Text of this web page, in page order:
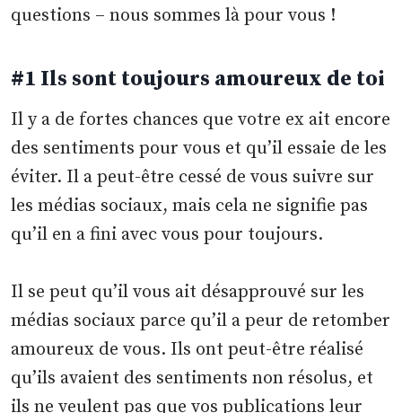
questions – nous sommes là pour vous !
#1 Ils sont toujours amoureux de toi
Il y a de fortes chances que votre ex ait encore
des sentiments pour vous et qu’il essaie de les
éviter. Il a peut-être cessé de vous suivre sur
les médias sociaux, mais cela ne signifie pas
qu’il en a fini avec vous pour toujours.
Il se peut qu’il vous ait désapprouvé sur les
médias sociaux parce qu’il a peur de retomber
amoureux de vous. Ils ont peut-être réalisé
qu’ils avaient des sentiments non résolus, et
ils ne veulent pas que vos publications leur